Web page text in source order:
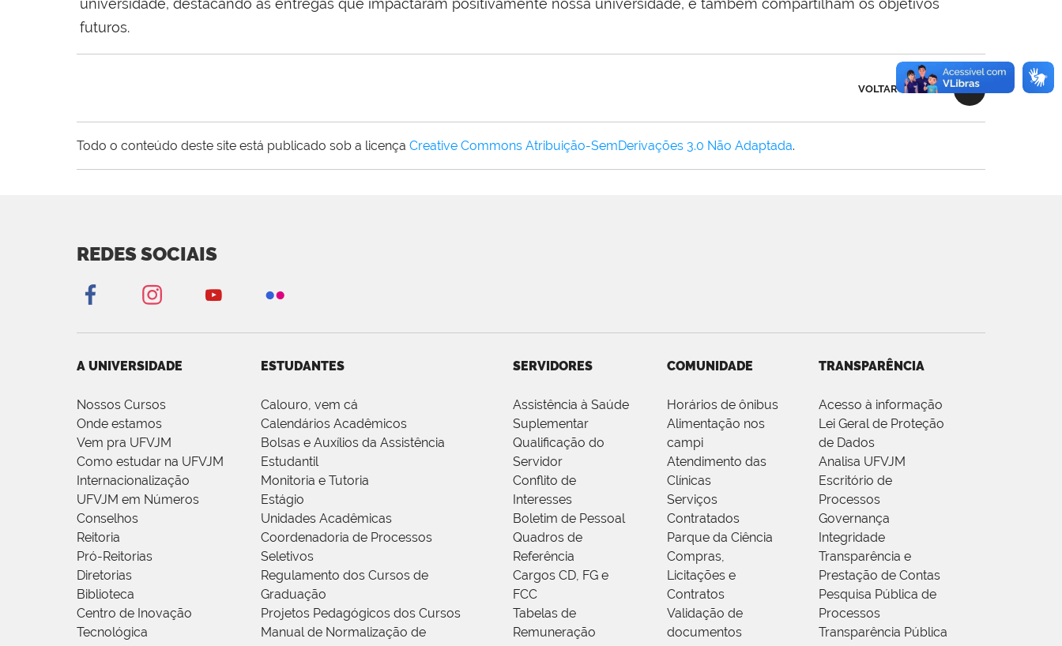
universidade, destacando as entregas que impactaram positivamente nossa universidade, e também compartilham os objetivos
futuros.
VOLTAR AO TOPO
Todo o conteúdo deste site está publicado sob a licença Creative Commons Atribuição-SemDerivações 3.0 Não Adaptada.
REDES SOCIAIS
A UNIVERSIDADE
Nossos Cursos
Onde estamos
Vem pra UFVJM
Como estudar na UFVJM
Internacionalização
UFVJM em Números
Conselhos
Reitoria
Pró-Reitorias
Diretorias
Biblioteca
Centro de Inovação
Tecnológica
ESTUDANTES
Calouro, vem cá
Calendários Acadêmicos
Bolsas e Auxílios da Assistência
Estudantil
Monitoria e Tutoria
Estágio
Unidades Acadêmicas
Coordenadoria de Processos
Seletivos
Regulamento dos Cursos de
Graduação
Projetos Pedagógicos dos Cursos
Manual de Normalização de
SERVIDORES
Assistência à Saúde
Suplementar
Qualificação do
Servidor
Conflito de
Interesses
Boletim de Pessoal
Quadros de
Referência
Cargos CD, FG e
FCC
Tabelas de
Remuneração
COMUNIDADE
Horários de ônibus
Alimentação nos
campi
Atendimento das
Clínicas
Serviços
Contratados
Parque da Ciência
Compras,
Licitações e
Contratos
Validação de
documentos
TRANSPARÊNCIA
Acesso à informação
Lei Geral de Proteção
de Dados
Analisa UFVJM
Escritório de
Processos
Governança
Integridade
Transparência e
Prestação de Contas
Pesquisa Pública de
Processos
Transparência Pública